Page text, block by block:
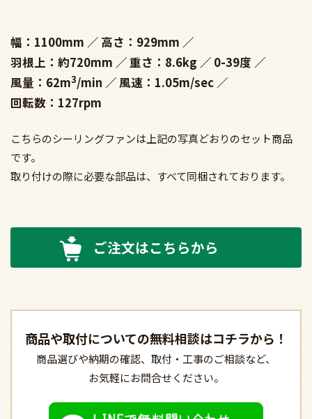
幅：1100mm
高さ：929mm
羽根上：約720mm
重さ：8.6kg
0-39度
風量：62m3/min
風速：1.05m/sec
回転数：127rpm
こちらのシーリングファンは上記の写真どおりのセット商品
です。
取り付けの際に必要な部品は、すべて同梱されております。
ご注文はこちらから
商品や取付についての無料相談はコチラから！
商品選びや納期の確認、 取付・工事のご相談など、
お気軽にお問合せください。